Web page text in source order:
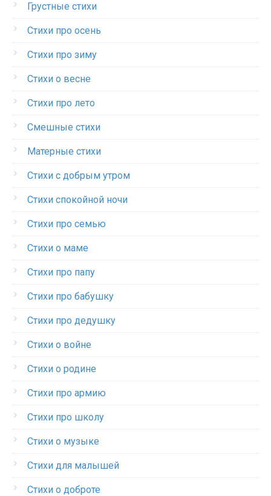
Грустные стихи
Стихи про осень
Стихи про зиму
Стихи о весне
Стихи про лето
Смешные стихи
Матерные стихи
Стихи с добрым утром
Стихи спокойной ночи
Стихи про семью
Стихи о маме
Стихи про папу
Стихи про бабушку
Стихи про дедушку
Стихи о войне
Стихи о родине
Стихи про армию
Стихи про школу
Стихи о музыке
Стихи для малышей
Стихи о доброте